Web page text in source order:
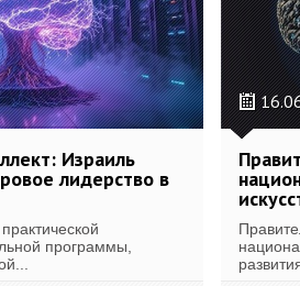
Израиль
лидерство в
программы,